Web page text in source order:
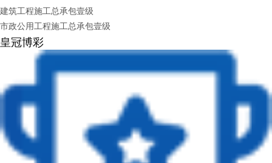
建筑工程施工总承包壹级
市政公用工程施工总承包壹级
皇冠博彩